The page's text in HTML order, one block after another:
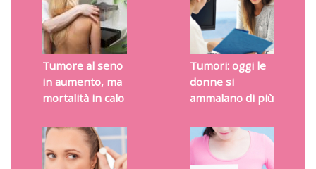
Tumore al seno
in aumento, ma
mortalità in calo
Tumori: oggi le
donne si
ammalano di più